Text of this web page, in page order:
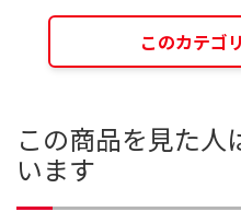
このカテゴ
この商品を見た人
います